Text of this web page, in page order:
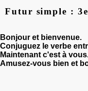
Futur simple :
Bonjour et bienvenue.
Conjuguez le verbe
Maintenant c'est à
Amusez-vous bien et